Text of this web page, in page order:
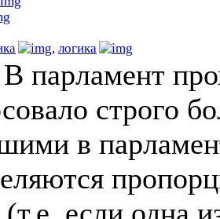
, логика
парламент
строго
в